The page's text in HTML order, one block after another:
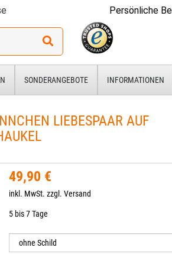
Persönliche
SONDERANGEBOTE INFORMATIONEN
LIEBESPAAR AUF
49,90 €
inkl. MwSt. zzgl.Versand
5 bis 7 Tage